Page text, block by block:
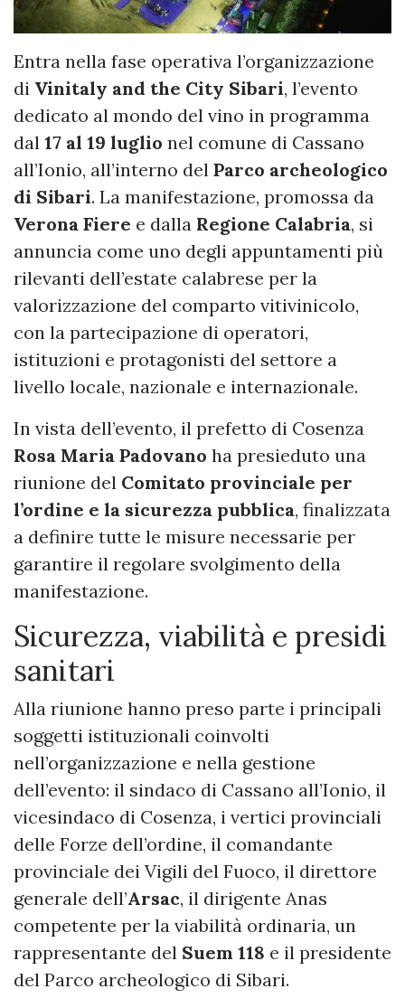
Entra nella fase operativa l’organizzazione
di Vinitaly and the City Sibari, l’evento
dedicato al mondo del vino in programma
dal 17 al 19 luglio nel comune di Cassano
all’Ionio, all’interno del Parco archeologico
di Sibari. La manifestazione, promossa da
Verona Fiere e dalla Regione Calabria, si
annuncia come uno degli appuntamenti più
rilevanti dell’estate calabrese per la
valorizzazione del comparto vitivinicolo,
con la partecipazione di operatori,
istituzioni e protagonisti del settore a
livello locale, nazionale e internazionale.
In vista dell’evento, il prefetto di Cosenza
Rosa Maria Padovano ha presieduto una
riunione del Comitato provinciale per
l’ordine e la sicurezza pubblica, finalizzata
a definire tutte le misure necessarie per
garantire il regolare svolgimento della
manifestazione.
Sicurezza, viabilità e presidi
sanitari
Alla riunione hanno preso parte i principali
soggetti istituzionali coinvolti
nell’organizzazione e nella gestione
dell’evento: il sindaco di Cassano all’Ionio, il
vicesindaco di Cosenza, i vertici provinciali
delle Forze dell’ordine, il comandante
provinciale dei Vigili del Fuoco, il direttore
generale dell’Arsac, il dirigente Anas
competente per la viabilità ordinaria, un
rappresentante del Suem 118 e il presidente
del Parco archeologico di Sibari.